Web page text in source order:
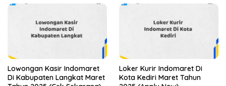
Lowongan Kasir Indomaret
Di Kabupaten Langkat Maret
Loker Kurir Indomaret Di
Kota Kediri Maret Tahun